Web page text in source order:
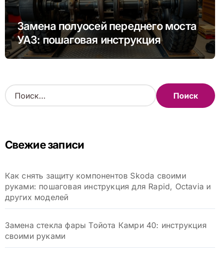
Замена полуосей переднего моста
УАЗ: пошаговая инструкция
Н
а
:Свежие записи
Как снять защиту компонентов Skoda своими
руками: пошаговая инструкция для Rapid, Octavia и
других моделей
Замена стекла фары Тойота Камри 40: инструкция
своими руками